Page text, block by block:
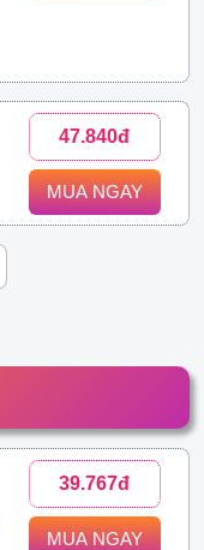
47.840đ
MUA NGAY
39.767đ
MUA NGAY